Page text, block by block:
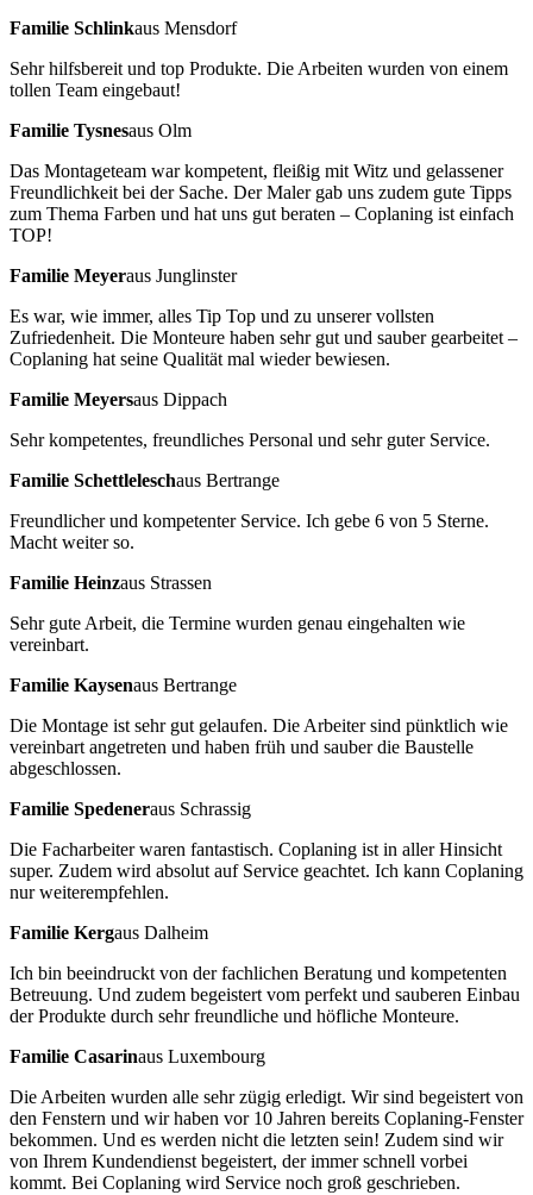
Familie Schlinkaus Mensdorf
Sehr hilfsbereit und top Produkte. Die Arbeiten wurden von einem
tollen Team eingebaut!
Familie Tysnesaus Olm
Das Montageteam war kompetent, fleißig mit Witz und gelassener
Freundlichkeit bei der Sache. Der Maler gab uns zudem gute Tipps
zum Thema Farben und hat uns gut beraten – Coplaning ist einfach
TOP!
Familie Meyeraus Junglinster
Es war, wie immer, alles Tip Top und zu unserer vollsten
Zufriedenheit. Die Monteure haben sehr gut und sauber gearbeitet –
Coplaning hat seine Qualität mal wieder bewiesen.
Familie Meyersaus Dippach
Sehr kompetentes, freundliches Personal und sehr guter Service.
Familie Schettleleschaus Bertrange
Freundlicher und kompetenter Service. Ich gebe 6 von 5 Sterne.
Macht weiter so.
Familie Heinzaus Strassen
Sehr gute Arbeit, die Termine wurden genau eingehalten wie
vereinbart.
Familie Kaysenaus Bertrange
Die Montage ist sehr gut gelaufen. Die Arbeiter sind pünktlich wie
vereinbart angetreten und haben früh und sauber die Baustelle
abgeschlossen.
Familie Spedeneraus Schrassig
Die Facharbeiter waren fantastisch. Coplaning ist in aller Hinsicht
super. Zudem wird absolut auf Service geachtet. Ich kann Coplaning
nur weiterempfehlen.
Familie Kergaus Dalheim
Ich bin beeindruckt von der fachlichen Beratung und kompetenten
Betreuung. Und zudem begeistert vom perfekt und sauberen Einbau
der Produkte durch sehr freundliche und höfliche Monteure.
Familie Casarinaus Luxembourg
Die Arbeiten wurden alle sehr zügig erledigt. Wir sind begeistert von
den Fenstern und wir haben vor 10 Jahren bereits Coplaning-Fenster
bekommen. Und es werden nicht die letzten sein! Zudem sind wir
von Ihrem Kundendienst begeistert, der immer schnell vorbei
kommt. Bei Coplaning wird Service noch groß geschrieben.